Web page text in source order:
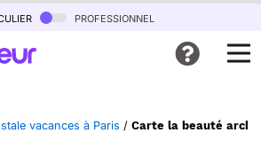
professionnel
vacances à Paris / Carte la beauté